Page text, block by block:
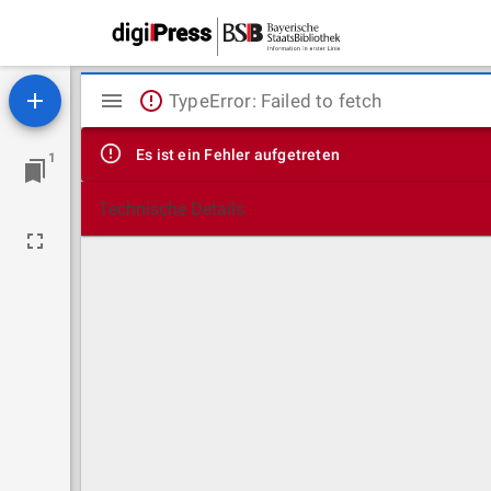
1
Mirador
Viewer
TypeError: Failed to fetch
Es ist ein Fehler aufgetreten
Technische Details